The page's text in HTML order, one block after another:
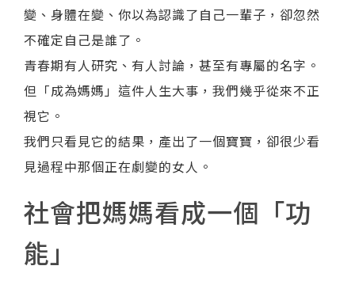
變、身體在變、你以為認識了自己一輩子，卻忽然
不確定自己是誰了。
青春期有人研究、有人討論，甚至有專屬的名字。
但「成為媽媽」這件人生大事，我們幾乎從來不正
視它。
我們只看見它的結果，產出了一個寶寶，卻很少看
見過程中那個正在劇變的女人。
社會把媽媽看成一個「功
能」